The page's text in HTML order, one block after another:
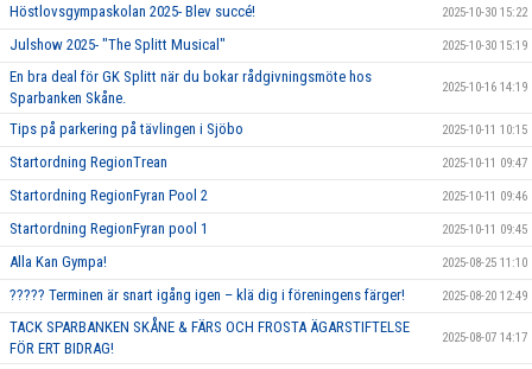
Höstlovsgympaskolan 2025- Blev succé! 2025-10-30 15:22
Julshow 2025- "The Splitt Musical" 2025-10-30 15:19
En bra deal för GK Splitt när du bokar rådgivningsmöte hos
Sparbanken Skåne.
2025-10-16 14:19
Tips på parkering på tävlingen i Sjöbo 2025-10-11 10:15
Startordning RegionTrean 2025-10-11 09:47
Startordning RegionFyran Pool 2 2025-10-11 09:46
Startordning RegionFyran pool 1 2025-10-11 09:45
Alla Kan Gympa! 2025-08-25 11:10
????? Terminen är snart igång igen – klä dig i föreningens färger! 2025-08-20 12:49
TACK SPARBANKEN SKÅNE & FÄRS OCH FROSTA ÄGARSTIFTELSE
FÖR ERT BIDRAG!
2025-08-07 14:17